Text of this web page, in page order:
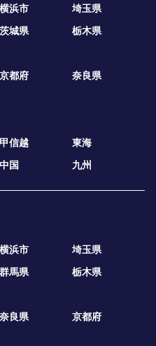
横浜市
埼玉県
茨城県 栃木県
京都府
奈良県
甲信越
東海
中国 九州
横浜市
埼玉県
群馬県 栃木県
奈良県
京都府